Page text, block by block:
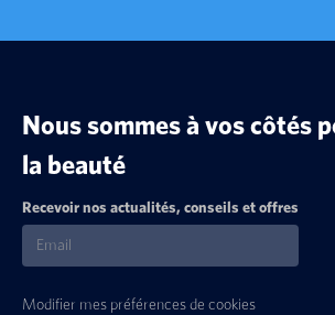
Nous sommes à vos côtés
la beauté
Recevoir nos actualités, conseils et offres
Modifier mes préférences de cookies